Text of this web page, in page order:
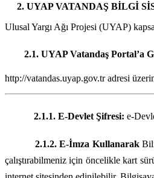
2. UYAP VATANDAŞ BİLGİ
Ulusal Yargı Ağı Projesi (UYAP)
2.1. UYAP Vatandaş Portal’a
http://vatandas.uyap.gov.tr adresi
2.1.1. E-Devlet Şifresi: e-
2.1.2. E-İmza Kullanarak
çalıştırabilmeniz için öncelikle kart